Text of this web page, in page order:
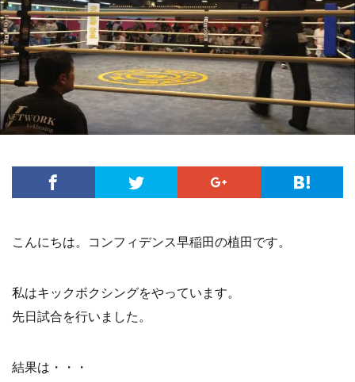
こんにちは。コンフィデンス早稲田の植田です。
私はキックボクシングをやっています。
先日試合を行いました。
結果は・・・